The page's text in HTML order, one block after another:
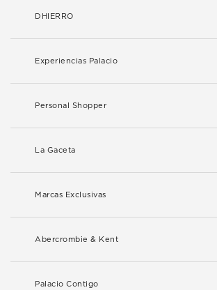
DHIERRO
Experiencias Palacio
Personal Shopper
La Gaceta
Marcas Exclusivas
Abercrombie & Kent
Palacio Contigo